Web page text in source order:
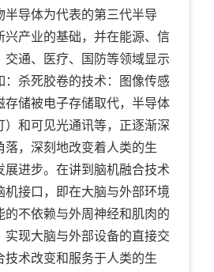
半导体为代表的第三代半导
兴产业的基础，并在能源、信
交通、医疗、国防等领域显示
：杀死胶卷的技术：图像传感
存储被电子存储取代，半导体
）和可见光通讯等，正逐渐深
落，深刻地改变着人类的生
展进步。在讲到脑机融合技术
机接口，即在大脑与外部环境
的不依赖与外周神经和肌肉的
实现大脑与外部设备的直接交
技术改变和服务于人类的生